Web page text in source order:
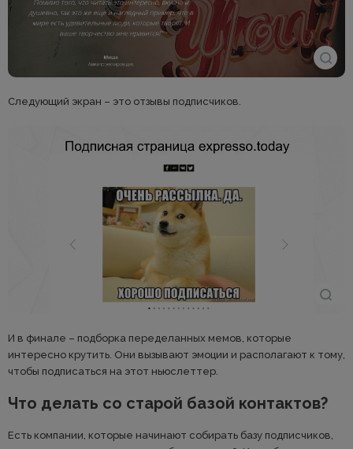
Следующий экран – это отзывы подписчиков.
И в финале – подборка переделанных мемов, которые
интересно крутить. Они вызывают эмоции и располагают к тому,
чтобы подписаться на этот ньюслеттер.
Что делать со старой базой контактов?
Есть компании, которые начинают собирать базу подписчиков,